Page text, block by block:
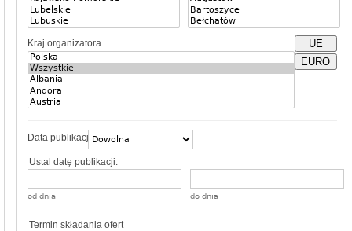
Kraj organizatora
UE
EURO
Data publikacji
Ustal datę publikacji:
od dnia do dnia
Termin składania ofert